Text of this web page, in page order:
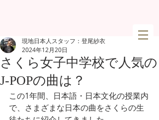
さくら女子中学校で人気の
J-POPの曲は？
現地日本人スタッフ：登尾紗衣
2024年12月20日
この1年間、日本語・日本文化の授業内
で、さまざまな日本の曲をさくらの生